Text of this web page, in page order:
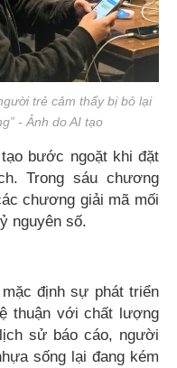
trẻ cảm thấy bị bỏ lại
- Ảnh do AI tạo
bước ngoặt khi đặt
Trong sáu chương
chương giải mã mối
nguyên số.
định sự phát triển
thuận với chất lượng
sử báo cáo, người
sống lại đang kém